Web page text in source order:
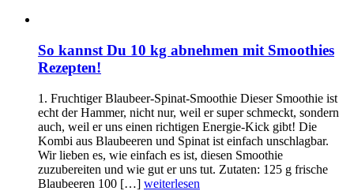
So kannst Du 10 kg abnehmen mit Smoothies
Rezepten!
1. Fruchtiger Blaubeer-Spinat-Smoothie Dieser Smoothie ist
echt der Hammer, nicht nur, weil er super schmeckt, sondern
auch, weil er uns einen richtigen Energie-Kick gibt! Die
Kombi aus Blaubeeren und Spinat ist einfach unschlagbar.
Wir lieben es, wie einfach es ist, diesen Smoothie
zuzubereiten und wie gut er uns tut. Zutaten: 125 g frische
Blaubeeren 100 […] weiterlesen